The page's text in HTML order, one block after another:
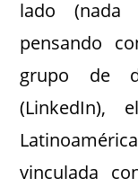
lado (nada
pensando
grupo de
(LinkedIn),
vinculada